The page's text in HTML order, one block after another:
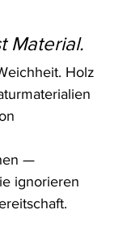
Material.
Holz
—
ignorieren